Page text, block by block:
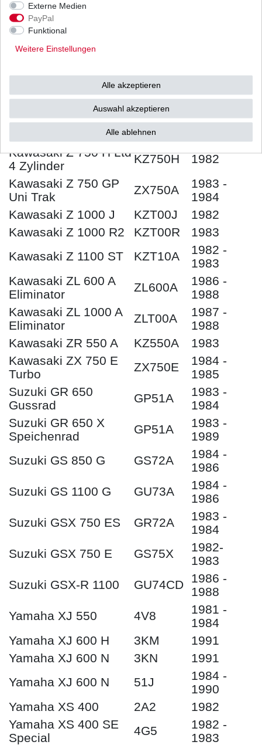
Kawasaki Z 550 C Ltd
Kawasaki Z 750 L
KZ750E
Kawasaki Z 750 GP
KZ750R
Kawasaki Z 750 L
KZ750R
1983 -
Kawasaki Z 750 H Ltd
4 Zylinder
KZ750H
1982
Kawasaki Z 750 GP
Uni Trak
ZX750A
1983 -
1984
Kawasaki Z 1000 J
KZT00J
1982
Kawasaki Z 1000 R2
KZT00R
1983
Kawasaki Z 1100 ST
KZT10A
1982 -
1983
Kawasaki ZL 600 A
Eliminator
ZL600A
1986 -
1988
Kawasaki ZL 1000 A
Eliminator
ZLT00A
1987 -
1988
Kawasaki ZR 550 A
KZ550A
1983
Kawasaki ZX 750 E
Turbo
ZX750E
1984 -
1985
Suzuki GR 650
Gussrad
GP51A
1983 -
1984
Suzuki GR 650 X
Speichenrad
GP51A
1983 -
1989
Suzuki GS 850 G
GS72A
1984 -
1986
Suzuki GS 1100 G
GU73A
1984 -
1986
Suzuki GSX 750 ES
GR72A
1983 -
1984
Suzuki GSX 750 E
GS75X
1982-
1983
Suzuki GSX-R 1100
GU74CD
1986 -
1988
Yamaha XJ 550
4V8
1981 -
1984
Yamaha XJ 600 H
3KM
1991
Yamaha XJ 600 N
3KN
1991
Yamaha XJ 600 N
51J
1984 -
1990
Yamaha XS 400
2A2
1982
Yamaha XS 400 SE
Special
4G5
1982 -
1983
Externe Medien
PayPal
Funktional
Weitere Einstellungen
Alle akzeptieren
Auswahl akzeptieren
Alle ablehnen